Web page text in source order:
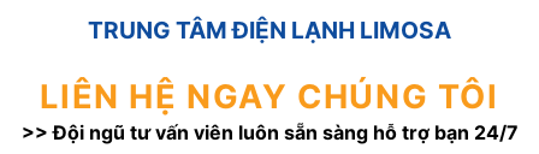
TRUNG TÂM ĐIỆN LẠNH LIMOSA
LIÊN HỆ NGAY CHÚNG TÔI
>> Đội ngũ tư vấn viên luôn sẵn sàng hỗ trợ bạn 24/7